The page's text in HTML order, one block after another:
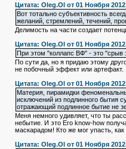
Цитата: Oleg.Ol от 01 Ноября
Вот тотально субъективность
желаний, стремлений, течений,
Делимость на части создает
Цитата: Oleg.Ol от 01 Ноября
При этом "коллапс ВФ" - это "срыв
По сути да, но я придаю этому
не побочный эффект или артефакт.
Цитата: Oleg.Ol от 01 Ноября
Материя, пирамидки
исключений из подлинного бытия
отражающий подлинное бытие не
Меня немного удивляет, что ты
небытие. И это Его know-how
маскарадом! Кто же мог упасть,
Цитата: Oleg.Ol от 01 Ноября